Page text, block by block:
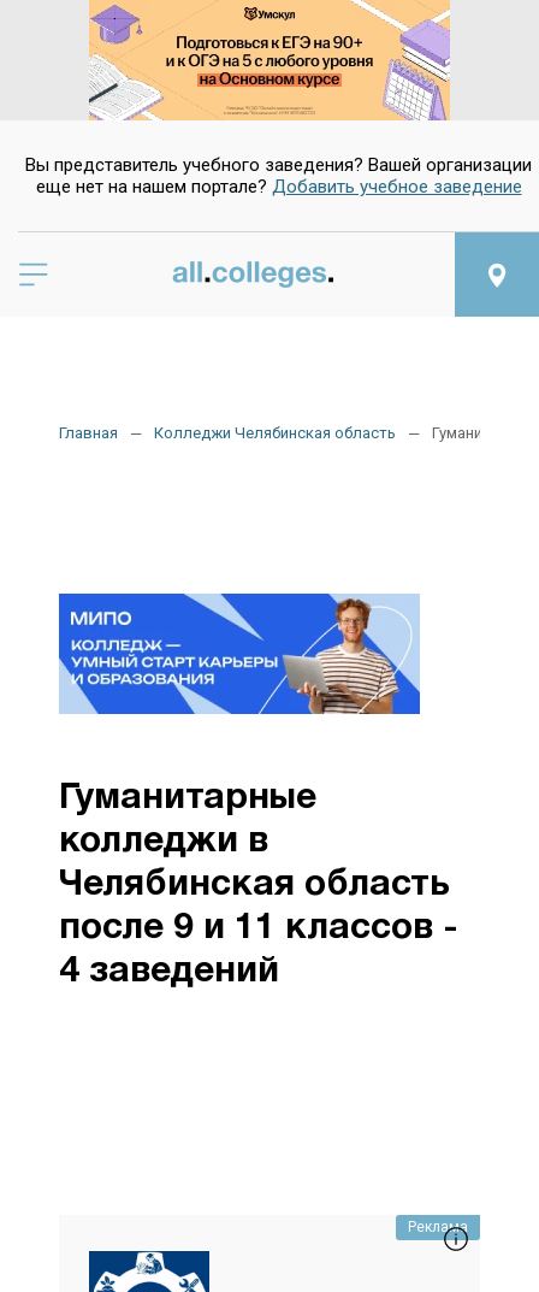
Вы представитель учебного заведения? Вашей организации
еще нет на нашем портале? Добавить учебное заведение
Главная Колледжи Челябинская область
Гуманитарные
колледжи в
Челябинская область
после 9 и 11 классов -
4 заведений
Реклама